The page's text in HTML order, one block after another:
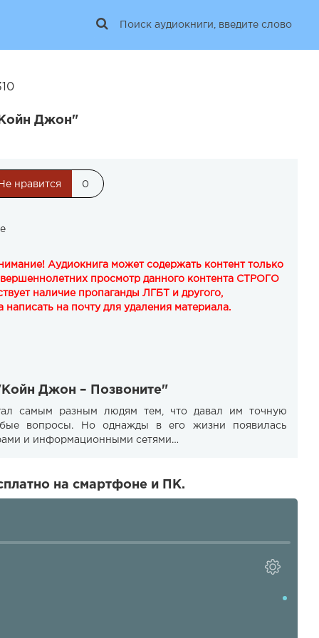
Джон"
нравится 0
Аудиокнига может содержать контент только
просмотр данного контента СТРОГО
наличие пропаганды ЛГБТ и другого,
на почту для удаления материала.
Джон – Позвоните"
самым разным людям тем, что давал им точную
вопросы. Но однажды в его жизни появилась
и информационными сетями…
на смартфоне и ПК.